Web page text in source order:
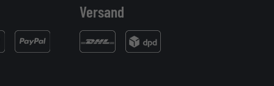
Versand